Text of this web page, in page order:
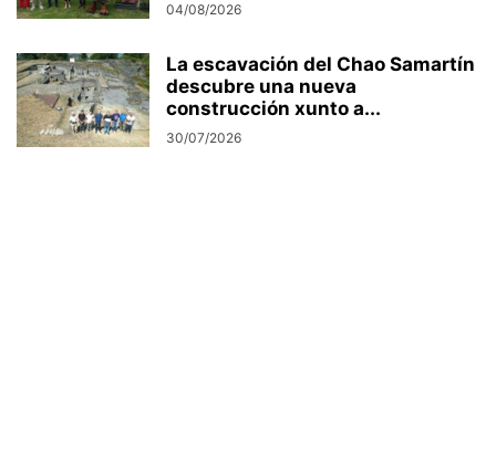
04/08/2026
La escavación del Chao Samartín
descubre una nueva
construcción xunto a...
30/07/2026